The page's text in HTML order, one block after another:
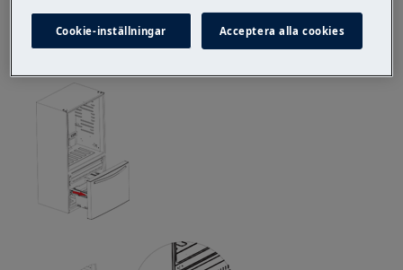
om de inte görs ordentligt
Borttagning av bottenkorgar
Cookie-inställningar Acceptera alla cookies